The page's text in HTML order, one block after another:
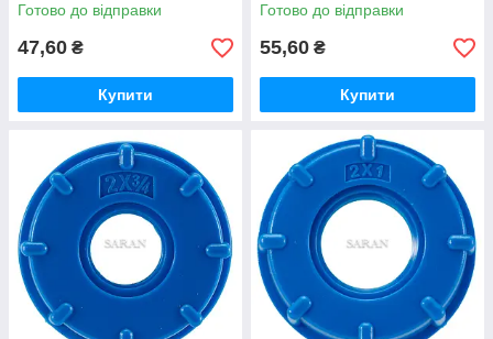
Готово до відправки
47,60 ₴
Купити
Готово до відправки
55,60 ₴
Купити